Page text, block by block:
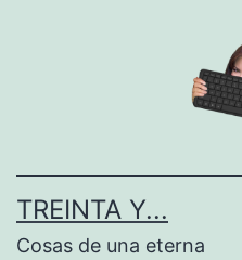
TREINTA Y...
Cosas de una eterna